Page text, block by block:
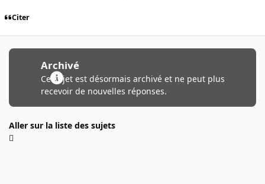
Citer
Archivé
Ce sujet est désormais archivé et ne peut plus
recevoir de nouvelles réponses.
Aller sur la liste des sujets